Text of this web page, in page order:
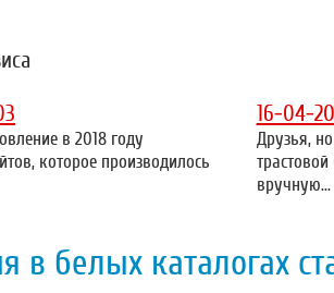
в 2018 году
которое производилось
16-04-
Друзья,
вручную...
в белых каталогах